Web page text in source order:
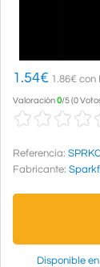
1.54€ 1.86€ con
Valoración0/5(0
Referencia:
Fabricante:
Disponible